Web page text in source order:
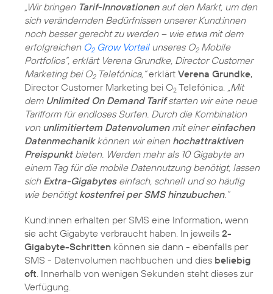
„Wir bringen Tarif-Innovationenauf den Markt, um den
sich verändernden Bedürfnissen unserer Kund:innen
noch besser gerecht zu werden – wie etwa mit dem
erfolgreichen O2Grow Vorteilunseres O2Mobile
Portfolios”, erklärt Verena Grundke, Director Customer
Marketing bei O2Telefónica,“erklärt Verena Grundke,
Director Customer Marketing bei O2 Telefónica. „Mit
dem Unlimited On Demand Tarifstarten wir eine neue
Tarifform für endloses Surfen. Durch die Kombination
von unlimitiertem Datenvolumenmit einereinfachen
Datenmechanikkönnen wir einen hochattraktiven
Preispunktbieten. Werden mehr als 10 Gigabyte an
einem Tag für die mobile Datennutzung benötigt, lassen
sich Extra-Gigabyteseinfach, schnell und so häufig
wie benötigtkostenfrei per SMS hinzubuchen.“
Kund:innen erhalten per SMS eine Information, wenn
sie acht Gigabyte verbraucht haben. In jeweils 2-
Gigabyte-Schritten können sie dann - ebenfalls per
SMS - Datenvolumen nachbuchen und dies beliebig
oft. Innerhalb von wenigen Sekunden steht dieses zur
Verfügung.